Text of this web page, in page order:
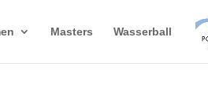
Masters Wasserball